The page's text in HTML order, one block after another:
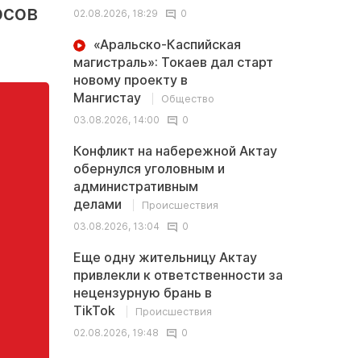
02.08.2026, 18:29
0
«Аральско-Каспийская
магистраль»: Токаев дал старт
новому проекту в
Мангистау
Общество
03.08.2026, 14:00
0
Конфликт на набережной Актау
обернулся уголовным и
административным
делами
Происшествия
03.08.2026, 13:04
0
Еще одну жительницу Актау
привлекли к ответственности за
нецензурную брань в
TikTok
Происшествия
02.08.2026, 19:48
0